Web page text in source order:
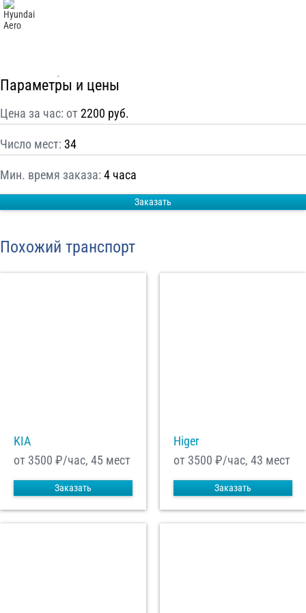
Параметры и цены
Цена за час: от2200 руб.
Число мест: 34
Мин. время заказа: 4 часа
Заказать
Похожий транспорт
KIA
от 3500 ₽/час, 45 мест
Заказать
Higer
от 3500 ₽/час, 43 мест
Заказать